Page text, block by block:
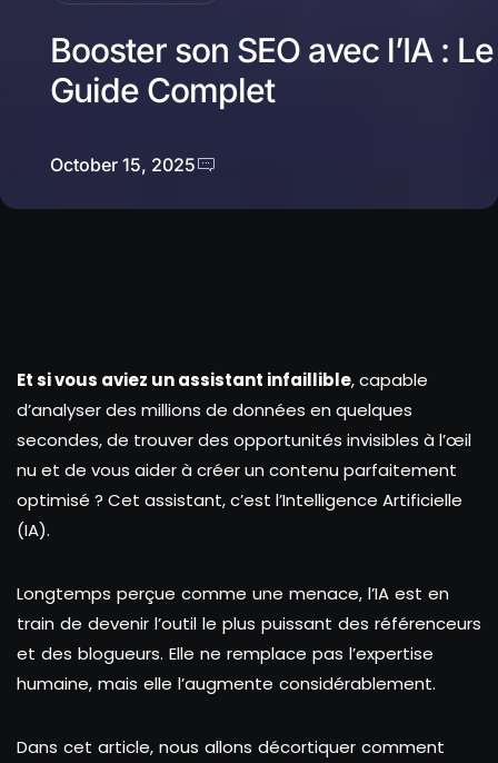
Booster son SEO avec l’IA : Le
Guide Complet
October 15, 2025
Et si vous aviez un assistant infaillible, capable
d’analyser des millions de données en quelques
secondes, de trouver des opportunités invisibles à l’œil
nu et de vous aider à créer un contenu parfaitement
optimisé ? Cet assistant, c’est l’Intelligence Artificielle
(IA).
Longtemps perçue comme une menace, l’IA est en
train de devenir l’outil le plus puissant des référenceurs
et des blogueurs. Elle ne remplace pas l’expertise
humaine, mais elle l’augmente considérablement.
Dans cet article, nous allons décortiquer comment